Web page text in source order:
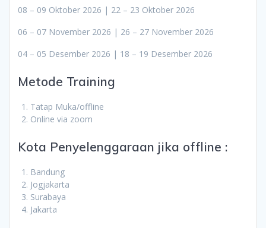
08 – 09 Oktober 2026 | 22 – 23 Oktober 2026
06 – 07 November 2026 | 26 – 27 November 2026
04 – 05 Desember 2026 | 18 – 19 Desember 2026
Metode Training
Tatap Muka/offline
Online via zoom
Kota Penyelenggaraan jika offline :
Bandung
Jogjakarta
Surabaya
Jakarta